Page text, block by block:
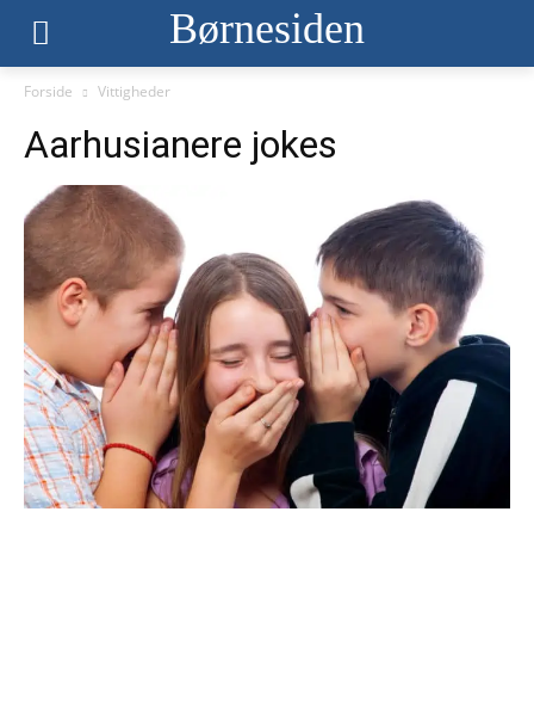
Børnesiden
Forside Vittigheder
Aarhusianere jokes